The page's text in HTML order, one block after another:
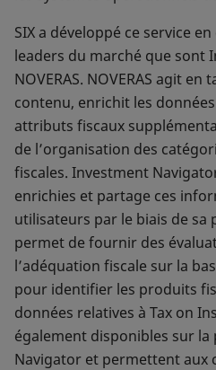
SIX a développé ce service
leaders du marché que sont
NOVERAS. NOVERAS agit
contenu, enrichit les données
attributs fiscaux
de l’organisation des
fiscales. Investment
enrichies et partage ces
utilisateurs par le biais de sa
permet de fournir des
l’adéquation fiscale sur la
pour identifier les produits
données relatives à Tax on
également disponibles sur
Navigator et permettent aux